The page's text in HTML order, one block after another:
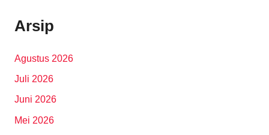
Arsip
Agustus 2026
Juli 2026
Juni 2026
Mei 2026